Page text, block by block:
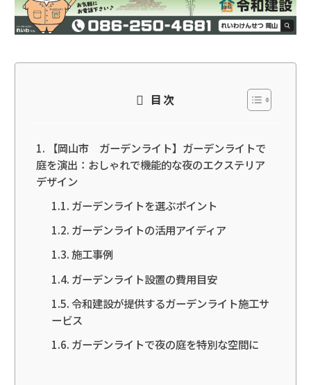
目次
【岡山市 ガーデンライト】ガーデンライトで
庭を演出：おしゃれで機能的な夜のエクステリア
デザイン
ガーデンライトを選ぶポイント
ガーデンライトの活用アイディア
施工事例
ガーデンライト設置の費用目安
令和建設が提供するガーデンライト施工サ
ービス
ガーデンライトで夜の庭を特別な空間に